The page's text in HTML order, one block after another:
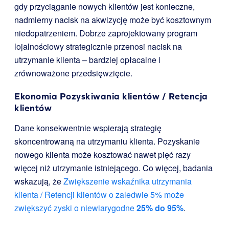
gdy przyciąganie nowych klientów jest konieczne,
nadmierny nacisk na akwizycję może być kosztownym
niedopatrzeniem. Dobrze zaprojektowany program
lojalnościowy strategicznie przenosi nacisk na
utrzymanie klienta – bardziej opłacalne i
zrównoważone przedsięwzięcie.
Ekonomia Pozyskiwania klientów / Retencja
klientów
Dane konsekwentnie wspierają strategię
skoncentrowaną na utrzymaniu klienta. Pozyskanie
nowego klienta może kosztować nawet pięć razy
więcej niż utrzymanie istniejącego. Co więcej, badania
wskazują, żeZwiększenie wskaźnika utrzymania
klienta / Retencji klientów o zaledwie 5% może
zwiększyć zyski o niewiarygodne25% do 95%.